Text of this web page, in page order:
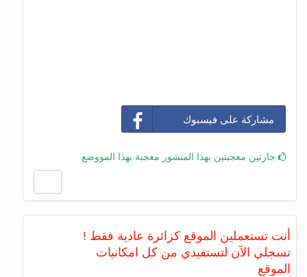
مشاركة على فيسبوك
جارتين معجبتين بهذا المنشور معجبة بهذا المووضع
أنت تستعملين الموقع كزائرة عادية فقط !
تسجلي الآن لتستفيدي من كل امكانيات
الموقع